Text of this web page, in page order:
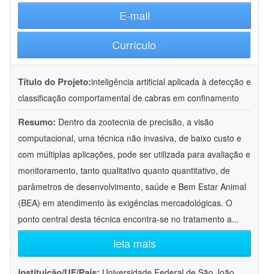
E-mail
Currículo
Título do Projeto:inteligência artificial aplicada à detecção e
classificação comportamental de cabras em confinamento
Resumo: Dentro da zootecnia de precisão, a visão
computacional, uma técnica não invasiva, de baixo custo e
com múltiplas aplicações, pode ser utilizada para avaliação e
monitoramento, tanto qualitativo quanto quantitativo, de
parâmetros de desenvolvimento, saúde e Bem Estar Animal
(BEA) em atendimento às exigências mercadológicas. O
ponto central desta técnica encontra-se no tratamento a...
leia mais